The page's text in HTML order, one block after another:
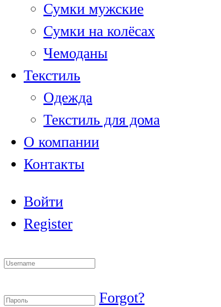
Сумки мужские
Сумки на колёсах
Чемоданы
Текстиль
Одежда
Текстиль для дома
О компании
Контакты
Войти
Register
Forgot?